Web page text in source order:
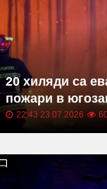
20 хиляди са
пожари в
22:43 23.07.2026